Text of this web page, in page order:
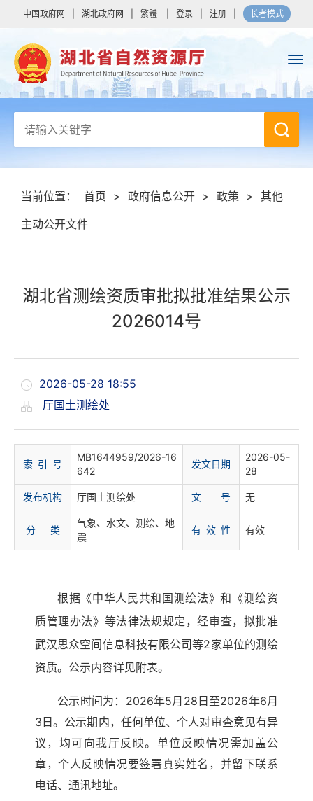
中国政府网 湖北政府网 繁體 登录 注册 长者模式
当前位置： 首页 > 政府信息公开 > 政策 > 其他
主动公开文件
湖北省测绘资质审批拟批准结果公示
2026014号
2026-05-28 18:55
厅国土测绘处
索 引 号
MB1644959/2026-16
642
发文日期
2026-05-
28
发布机构 厅国土测绘处 文 号 无
分 类
气象、水文、测绘、地
震
有 效 性 有效
根据《中华人民共和国测绘法》和《测绘资
质管理办法》等法律法规规定，经审查，拟批准
武汉思众空间信息科技有限公司等2家单位的测绘
资质。公示内容详见附表。
公示时间为：2026年5月28日至2026年6月
3日。公示期内，任何单位、个人对审查意见有异
议，均可向我厅反映。单位反映情况需加盖公
章，个人反映情况要签署真实姓名，并留下联系
电话、通讯地址。